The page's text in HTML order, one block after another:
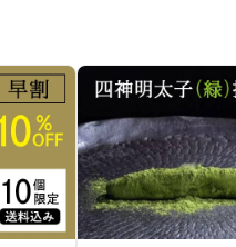
色なのだろう」
四神明太が生まれる